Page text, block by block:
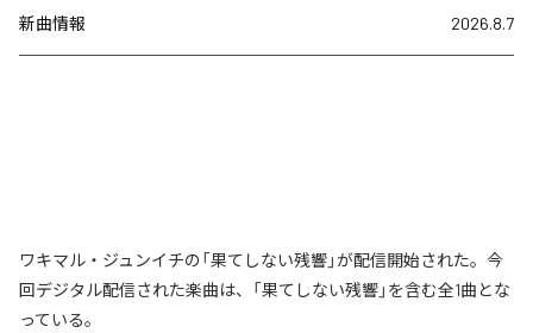
新曲情報 2026.8.7
ワキマル・ジュンイチの「果てしない残響」が配信開始された。今
回デジタル配信された楽曲は、「果てしない残響」を含む全1曲とな
っている。